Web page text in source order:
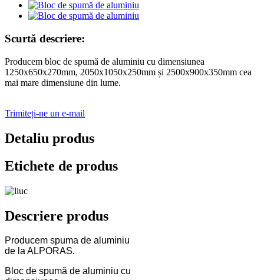
Scurtă descriere:
Producem bloc de spumă de aluminiu cu dimensiunea
1250x650x270mm, 2050x1050x250mm și 2500x900x350mm cea
mai mare dimensiune din lume.
Trimiteți-ne un e-mail
Detaliu produs
Etichete de produs
Descriere produs
Producem spuma de aluminiu
de la ALPORAS.
Bloc de spumă de aluminiu cu